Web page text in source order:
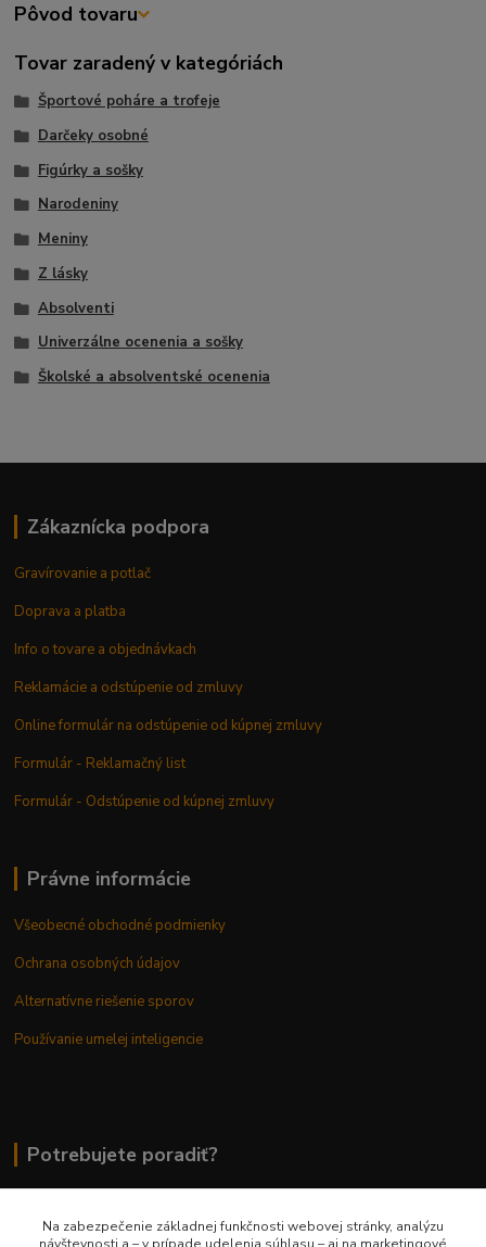
Pôvod tovaru
Tovar zaradený v kategóriách
Športové poháre a trofeje
Darčeky osobné
Figúrky a sošky
Narodeniny
Meniny
Z lásky
Absolventi
Univerzálne ocenenia a sošky
Školské a absolventské ocenenia
Zákaznícka podpora
Gravírovanie a potlač
Doprava a platba
Info o tovare a objednávkach
Reklamácie a odstúpenie od zmluvy
Online formulár na odstúpenie od kúpnej zmluvy
Formulár - Reklamačný list
Formulár - Odstúpenie od kúpnej zmluvy
Právne informácie
Všeobecné obchodné podmienky
Ochrana osobných údajov
Alternatívne riešenie sporov
Používanie umelej inteligencie
Potrebujete poradiť?
0948 236 042
Na zabezpečenie základnej funkčnosti webovej stránky, analýzu